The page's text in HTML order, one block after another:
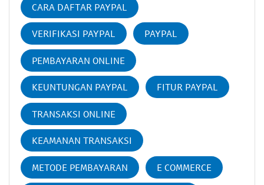
CARA DAFTAR PAYPAL
VERIFIKASI PAYPAL PAYPAL
PEMBAYARAN ONLINE
KEUNTUNGAN PAYPAL FITUR PAYPAL
TRANSAKSI ONLINE
KEAMANAN TRANSAKSI
METODE PEMBAYARAN E COMMERCE